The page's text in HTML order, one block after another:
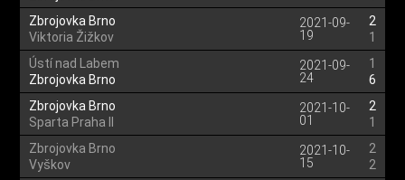
Zbrojovka Brno
Viktoria Žižkov
2021-09-
19
2
1
Ústí nad Labem
Zbrojovka Brno
2021-09-
24
1
6
Zbrojovka Brno
Sparta Praha II
2021-10-
01
2
1
Zbrojovka Brno
Vyškov
2021-10-
15
2
2